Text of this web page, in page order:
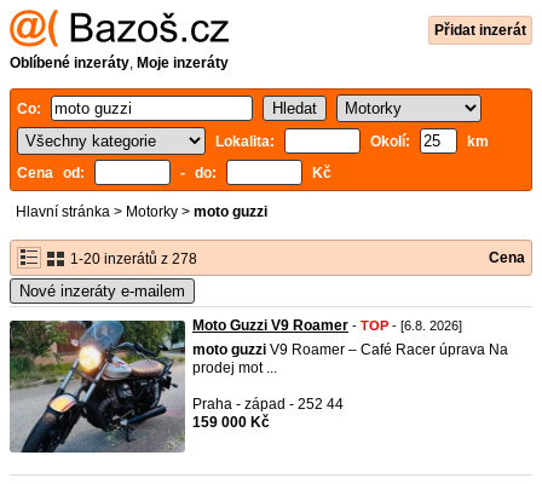
Přidat inzerát
Oblíbené inzeráty, Moje inzeráty
Co:
Lokalita:
Okolí:
km
Cena od:
- do: Kč
Hlavní stránka > Motorky > moto guzzi
1-20 inzerátů z 278 Cena
Nové inzeráty e-mailem
Moto Guzzi V9 Roamer - TOP - [6.8. 2026]
moto guzzi V9 Roamer – Café Racer úprava Na
prodej mot ...
Praha - západ - 252 44
159 000 Kč